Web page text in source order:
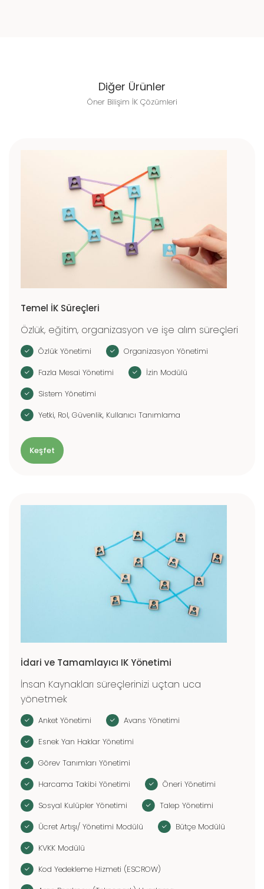
Diğer Ürünler
Öner Bilişim İK Çözümleri
Temel İK Süreçleri
Özlük, eğitim, organizasyon ve işe alım süreçleri
Özlük Yönetimi
Organizasyon Yönetimi
Fazla Mesai Yönetimi
İzin Modülü
Sistem Yönetimi
Yetki, Rol, Güvenlik, Kullanıcı Tanımlama
Keşfet
İdari ve Tamamlayıcı IK Yönetimi
İnsan Kaynakları süreçlerinizi uçtan uca
yönetmek
Anket Yönetimi
Avans Yönetimi
Esnek Yan Haklar Yönetimi
Görev Tanımları Yönetimi
Harcama Takibi Yönetimi
Öneri Yönetimi
Sosyal Kulüpler Yönetimi
Talep Yönetimi
Ücret Artışı/ Yönetimi Modülü
Bütçe Modülü
KVKK Modülü
Kod Yedekleme Hizmeti (ESCROW)